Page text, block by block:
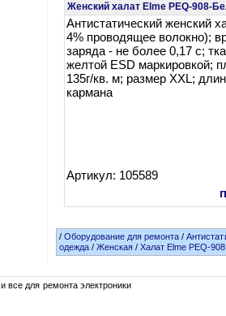
Женский халат Elme PEQ-908-
Антистатический женский
4% проводящее волокно);
заряда - не более 0,17 c;
желтой ESD маркировкой;
135г/кв. м; размер XXL;
кармана
Артикул: 105589
/Оборудование для ремонта /
одежда/Женская /Халат Elme PEQ-
все для ремонта электроники